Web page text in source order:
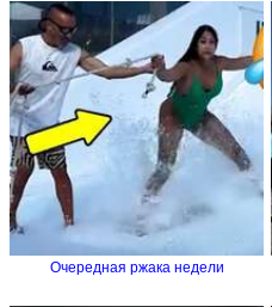
Очередная ржака недели